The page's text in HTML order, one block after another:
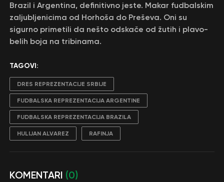
Brazil i Argentina, definitivno jeste. Makar fudbalskim
zaljubljenicima od Horhoša do Preševa. Oni su
sigurno primetili da nešto odskače od žutih i plavo-
belih boja na tribinama.
TAGOVI:
DRES REPREZENTACIJE SRBIJE
FUDBALSKA REPREZENTACIJA ARGENTINE
FUDBALSKA REPREZENTACIJA BRAZILA
HULIJAN ALVAREZ RAFINJA
KOMENTARI (0)